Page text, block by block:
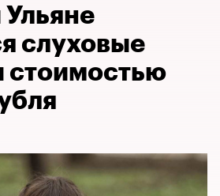
Ульяне
слуховые
стоимостью